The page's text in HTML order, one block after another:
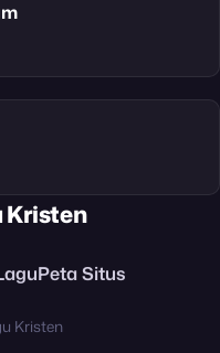
Kristen
Peta Situs
Kristen